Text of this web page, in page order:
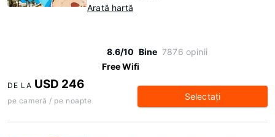
Arată hartă
8.6/10 Bine 7876 opinii
Free Wifi
DE LA USD 246
pe cameră / pe noapte Selectaţi